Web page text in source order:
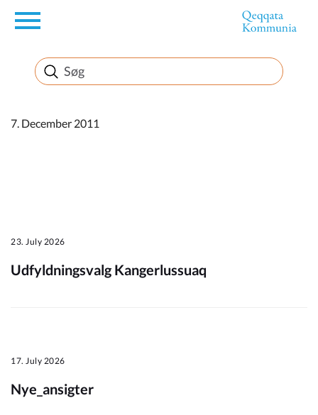
en
Borger
Erhverv
7. December 2011
23. July 2026
Udfyldningsvalg Kangerlussuaq
17. July 2026
Nye_ansigter